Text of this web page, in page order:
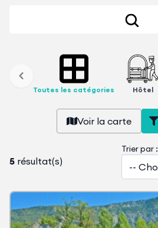
Toutes les catégories Hôtel
Voir la carte
5 résultat(s)
Trier par :